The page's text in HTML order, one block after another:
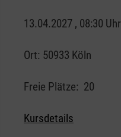
13.04.2027 , 08:30 Uhr
Ort: 50933 Köln
Freie Plätze: 20
Kursdetails